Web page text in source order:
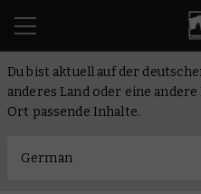
Du bist aktuell auf der
anderes Land oder eine
Ort passende Inhalte.